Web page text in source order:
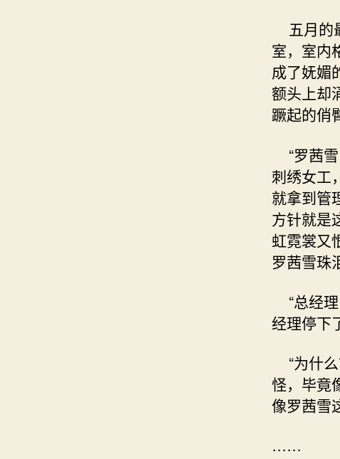
五月的
室，室内
成了妩媚
额头上却
蹶起的俏
“罗茜
刺绣女工
就拿到管
方针就是
虹霓裳又
罗茜雪珠
“总经
经理停下
“为什
怪，毕竟
像罗茜雪
……